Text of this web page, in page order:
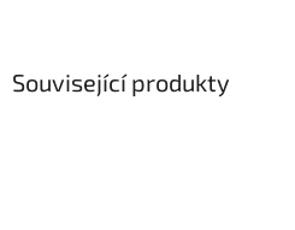
Související produkty